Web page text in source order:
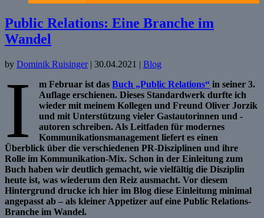
Public Relations: Eine Branche im
Wandel
by Dominik Ruisinger | 30.04.2021 | Blog
I m Februar ist dasBuch „Public Relations“ in seiner 3.
Auflage erschienen. Dieses Standardwerk durfte ich
wieder mit meinem Kollegen und Freund Oliver Jorzik
und mit Unterstützung vieler Gastautorinnen und -
autoren schreiben. Als Leitfaden für modernes
Kommunikationsmanagement liefert es einen
Überblick über die verschiedenen PR-Disziplinen und ihre
Rolle im Kommunikation-Mix. Schon in der Einleitung zum
Buch haben wir deutlich gemacht, wie vielfältig die Disziplin
heute ist, was wiederum den Reiz ausmacht. Vor diesem
Hintergrund drucke ich hier im Blog diese Einleitung minimal
angepasst ab – als kleiner Appetizer auf eine Public Relations-
Branche im Wandel.